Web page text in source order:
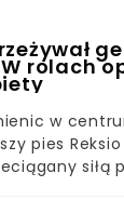
rolach
w
pies
siłą